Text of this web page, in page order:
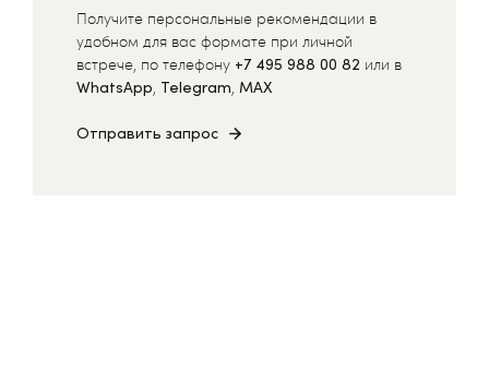
Получите персональные рекомендации в
удобном для вас формате при личной
встрече, по телефону +7 495 988 00 82 или в
WhatsApp, Telegram, MAX
Отправить запрос